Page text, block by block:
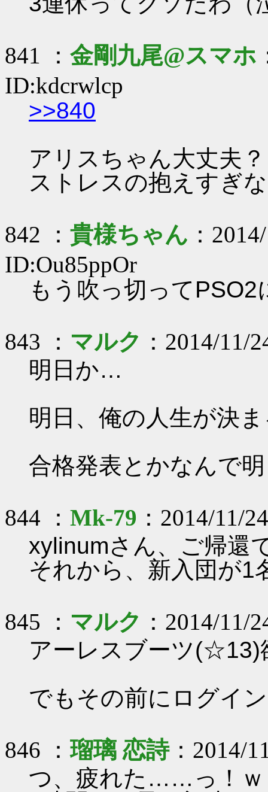
841 ： 金剛九尾@スマホ
ID:kdcrwlcp
>>840
アリスちゃん大丈夫？
ストレスの抱えすぎ
842 ： 貴様ちゃん ：
ID:Ou85ppOr
もう吹っ切って
843 ： マルク ：2014/11/
明日か…
明日、俺の人生が決
合格発表とかなんで
844 ： Mk-79 ：2014/11/
xylinumさん、ご帰還
それから、新入団が1
845 ： マルク ：2014/11/
アーレスブーツ(☆13)
でもその前にログイ
846 ：瑠璃 恋詩：2014/
つ、疲れた……っ！ｗ